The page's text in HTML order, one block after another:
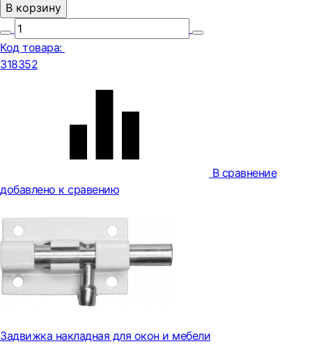
В корзину
Код товара:
318352
В сравнение
добавлено к сравению
Задвижка накладная для окон и мебели